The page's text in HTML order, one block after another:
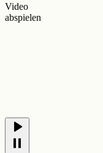
Video
abspielen